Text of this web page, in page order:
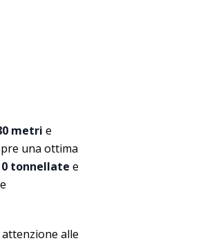
metri e
una ottima
tonnellate e
alle